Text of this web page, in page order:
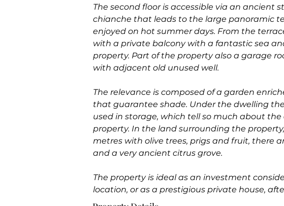
The second floor is accessible via an ancient
chianche that leads to the large panoramic
enjoyed on hot summer days. From the
with a private balcony with a fantastic sea
property. Part of the property also a garage
with adjacent old unused well.
The relevance is composed of a garden
that guarantee shade. Under the dwelling
used in storage, which tell so much about
property. In the land surrounding the
metres with olive trees, prigs and fruit, there
and a very ancient citrus grove.
The property is ideal as an investment
location, or as a prestigious private house,